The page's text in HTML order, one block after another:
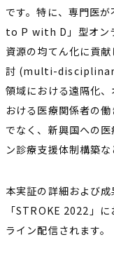
です。特に、専門医
to P with D」型オン
資源の均てん化に貢
討 (multi-
領域における遠隔化
おける医療関係者の
でなく、新興国への
ン診療支援体制構築な
本実証の詳細および
「STROKE 2022」
ライン配信されます。